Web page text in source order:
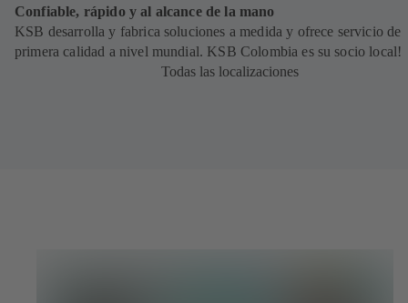
Confiable, rápido y al alcance de la mano
KSB desarrolla y fabrica soluciones a medida y ofrece servicio de
primera calidad a nivel mundial. KSB Colombia es su socio local!
Todas las localizaciones